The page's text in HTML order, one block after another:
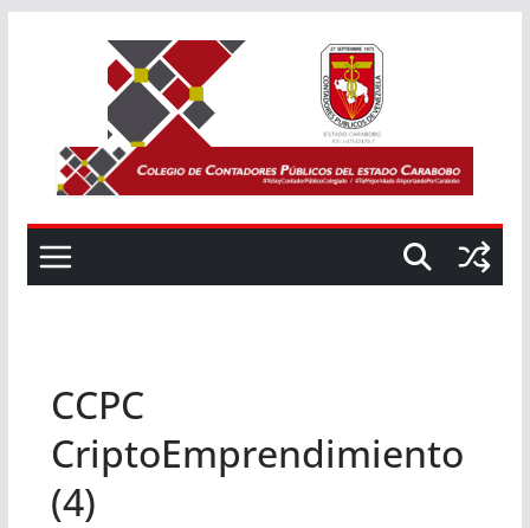
CCPC
CriptoEmprendimiento
(4)